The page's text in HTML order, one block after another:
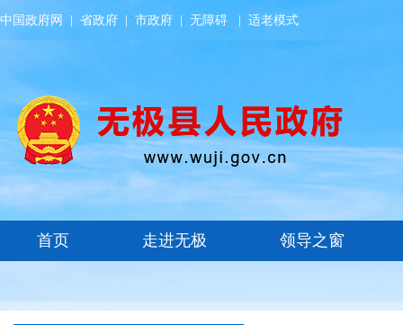
中国政府网 省政府 市政府 无障碍 适老模式